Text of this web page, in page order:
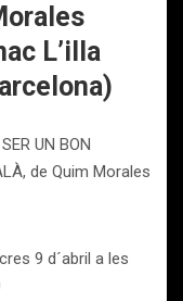
L’illa
UN BON
de Quim Morales
9 d´abril a les